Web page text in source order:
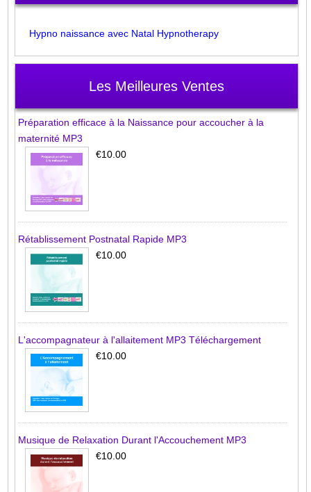
Hypno naissance avec Natal Hypnotherapy
Les Meilleures Ventes
Préparation efficace à la Naissance pour accoucher à la
maternité MP3
€10.00
Rétablissement Postnatal Rapide MP3
€10.00
L'accompagnateur à l'allaitement MP3 Téléchargement
€10.00
Musique de Relaxation Durant l'Accouchement MP3
€10.00